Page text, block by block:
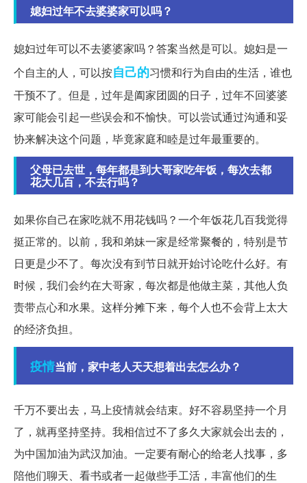
媳妇过年不去婆婆家可以吗？
媳妇过年可以不去婆婆家吗？答案当然是可以。媳妇是一
个自主的人，可以按自己的习惯和行为自由的生活，谁也
干预不了。但是，过年是阖家团圆的日子，过年不回婆婆
家可能会引起一些误会和不愉快。可以尝试通过沟通和妥
协来解决这个问题，毕竟家庭和睦是过年最重要的。
父母已去世，每年都是到大哥家吃年饭，每次去都
花大几百，不去行吗？
如果你自己在家吃就不用花钱吗？一个年饭花几百我觉得
挺正常的。以前，我和弟妹一家是经常聚餐的，特别是节
日更是少不了。每次没有到节日就开始讨论吃什么好。有
时候，我们会约在大哥家，每次都是他做主菜，其他人负
责带点心和水果。这样分摊下来，每个人也不会背上太大
的经济负担。
疫情当前，家中老人天天想着出去怎么办？
千万不要出去，马上疫情就会结束。好不容易坚持一个月
了，就再坚持坚持。我相信过不了多久大家就会出去的，
为中国加油为武汉加油。一定要有耐心的给老人找事，多
陪他们聊天、看书或者一起做些手工活，丰富他们的生